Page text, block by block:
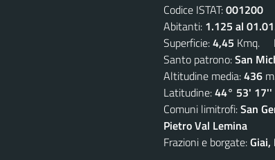
Codice ISTAT:001200
Abitanti: 1.125 al
Superficie:4,45 Kmq.
Santo patrono:San
Altitudine media:436
Latitudine:44° 53' 17''
Comuni limitrofi:San
Pietro Val Lemina
Frazioni e borgate: